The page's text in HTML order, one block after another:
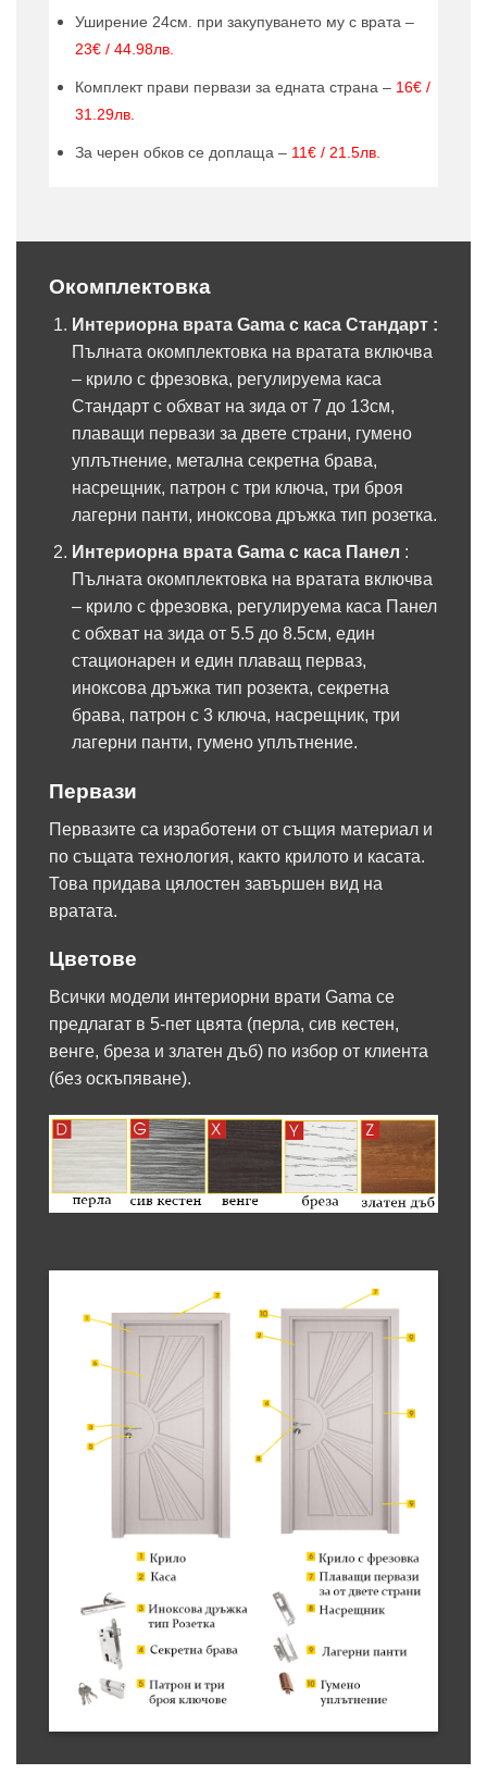
Уширение 24см. при закупуването му с врата –
23€ / 44.98лв.
Комплект прави первази за едната страна – 16€ /
31.29лв.
За черен обков се доплаща – 11€ / 21.5лв.
Окомплектовка
Интериорна врата Gama с каса Стандарт :
Пълната окомплектовка на вратата включва
– крило с фрезовка, регулируема каса
Стандарт с обхват на зида от 7 до 13см,
плаващи первази за двете страни, гумено
уплътнение, метална секретна брава,
насрещник, патрон с три ключа, три броя
лагерни панти, иноксова дръжка тип розетка.
Интериорна врата Gama с каса Панел :
Пълната окомплектовка на вратата включва
– крило с фрезовка, регулируема каса Панел
с обхват на зида от 5.5 до 8.5см, един
стационарен и един плаващ перваз,
иноксова дръжка тип розекта, секретна
брава, патрон с 3 ключа, насрещник, три
лагерни панти, гумено уплътнение.
Первази
Первазите са изработени от същия материал и
по същата технология, както крилото и касата.
Това придава цялостен завършен вид на
вратата.
Цветове
Всички модели интериорни врати Gama се
предлагат в 5-пет цвята (перла, сив кестен,
венге, бреза и златен дъб) по избор от клиента
(без оскъпяване).